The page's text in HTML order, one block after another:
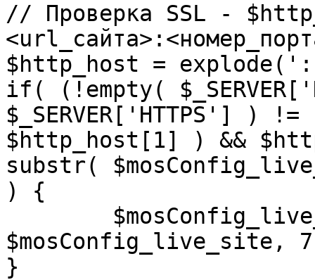
// Проверка SSL -
$http_host = explode(':',
if( (!empty(
$_SERVER['HTTPS']
$http_host[1] ) &&
substr(
) {
$mosConfig_live_site,
}